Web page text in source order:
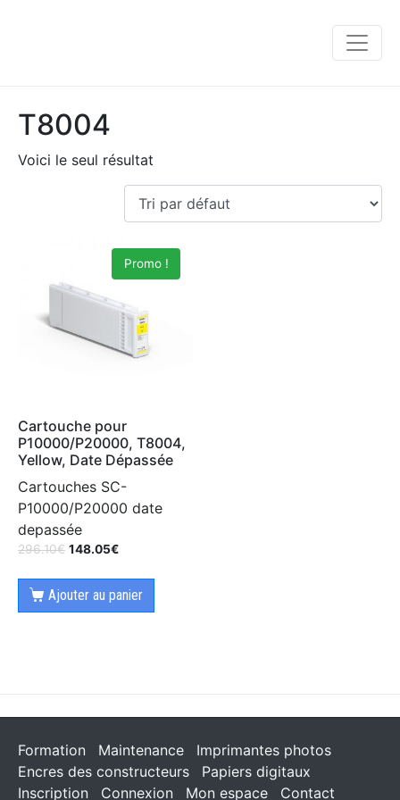
T8004
Voici le seul résultat
Promo !
Cartouche pour
P10000/P20000, T8004,
Yellow, Date Dépassée
Cartouches SC-
P10000/P20000 date
depassée
296.10€ 148.05€
Ajouter au panier
Formation Maintenance
Imprimantes photos
Encres des constructeurs
Papiers digitaux
Inscription
Connexion Mon espace Contact